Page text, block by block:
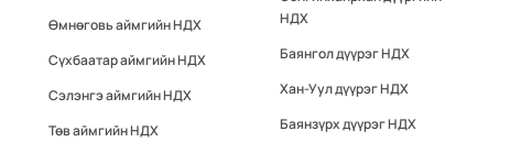
Өмнөговь аймгийн НДХ
Сүхбаатар аймгийн НДХ
Сэлэнгэ аймгийн НДХ
Төв аймгийн НДХ
НДХ
Баянгол дүүрэг НДХ
Хан-Уул дүүрэг НДХ
Баянзүрх дүүрэг НДХ